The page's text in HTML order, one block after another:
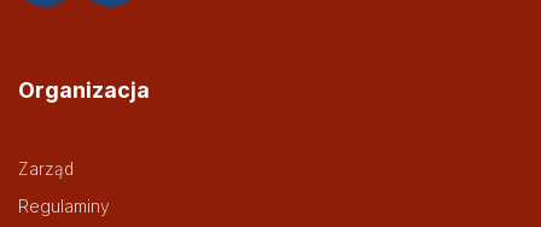
Organizacja
Zarząd
Regulaminy